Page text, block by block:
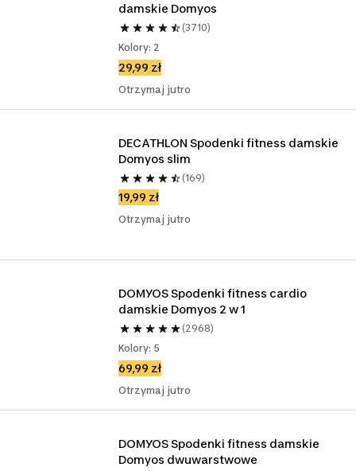
damskie Domyos
(3710)
Kolory: 2
29,99 zł
Otrzymaj jutro
DECATHLON Spodenki fitness damskie
Domyos slim
(169)
19,99 zł
Otrzymaj jutro
DOMYOS Spodenki fitness cardio
damskie Domyos 2 w 1
(2968)
Kolory: 5
69,99 zł
Otrzymaj jutro
DOMYOS Spodenki fitness damskie
Domyos dwuwarstwowe